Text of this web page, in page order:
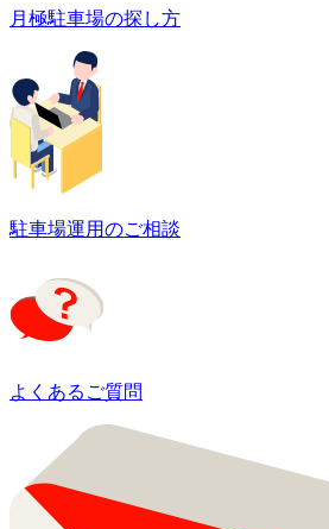
月極駐車場の探し方
駐車場運用のご相談
よくあるご質問